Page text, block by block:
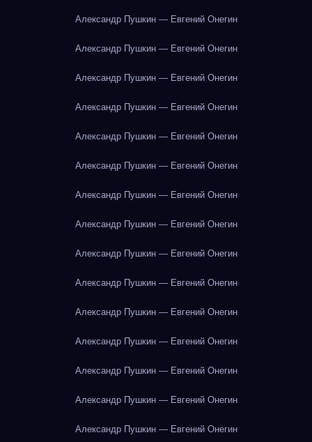
Александр Пушкин — Евгений Онегин
Александр Пушкин — Евгений Онегин
Александр Пушкин — Евгений Онегин
Александр Пушкин — Евгений Онегин
Александр Пушкин — Евгений Онегин
Александр Пушкин — Евгений Онегин
Александр Пушкин — Евгений Онегин
Александр Пушкин — Евгений Онегин
Александр Пушкин — Евгений Онегин
Александр Пушкин — Евгений Онегин
Александр Пушкин — Евгений Онегин
Александр Пушкин — Евгений Онегин
Александр Пушкин — Евгений Онегин
Александр Пушкин — Евгений Онегин
Александр Пушкин — Евгений Онегин